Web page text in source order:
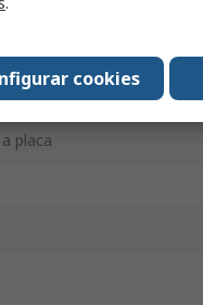
de líquido
placa
cookies